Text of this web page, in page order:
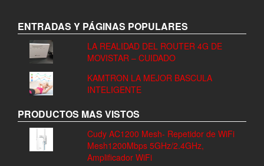
ENTRADAS Y PÁGINAS POPULARES
LA REALIDAD DEL ROUTER 4G DE
MOVISTAR – CUIDADO
KAMTRON LA MEJOR BASCULA
INTELIGENTE
PRODUCTOS MAS VISTOS
Cudy AC1200 Mesh- Repetidor de WiFi
Mesh1200Mbps 5GHz/2.4GHz,
Amplificador WiFi